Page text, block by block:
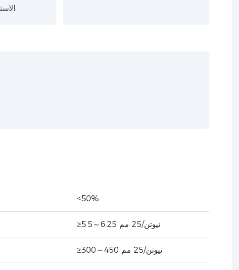
≤50%
≥5.5～6.25 نيوتن/25 مم
≥300～450 نيوتن/25 مم